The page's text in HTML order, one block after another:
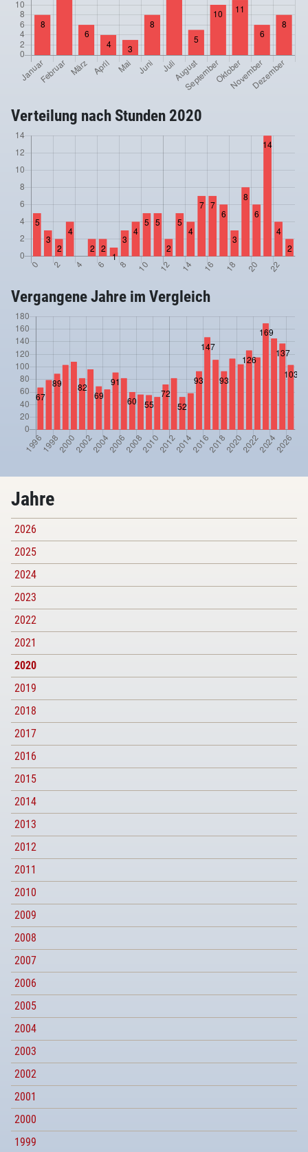
Verteilung nach Stunden 2020
Vergangene Jahre im Vergleich
Jahre
2026
2025
2024
2023
2022
2021
2020
2019
2018
2017
2016
2015
2014
2013
2012
2011
2010
2009
2008
2007
2006
2005
2004
2003
2002
2001
2000
1999